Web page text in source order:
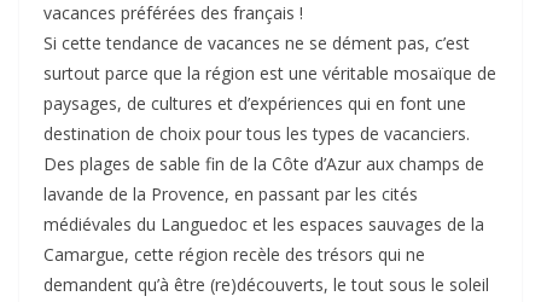
vacances préférées des français !
Si cette tendance de vacances ne se dément pas, c’est
surtout parce que la région est une véritable mosaïque de
paysages, de cultures et d’expériences qui en font une
destination de choix pour tous les types de vacanciers.
Des plages de sable fin de la Côte d’Azur aux champs de
lavande de la Provence, en passant par les cités
médiévales du Languedoc et les espaces sauvages de la
Camargue, cette région recèle des trésors qui ne
demandent qu’à être (re)découverts, le tout sous le soleil